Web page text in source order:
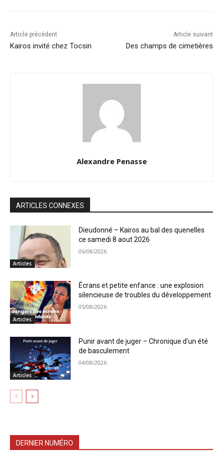
Article précédent
Kairos invité chez Tocsin
Article suivant
Des champs de cimetières
Alexandre Penasse
ARTICLES CONNEXES
Articles
Dieudonné – Kairos au bal des quenelles
ce samedi 8 aout 2026
06/08/2026
Articles
Écrans et petite enfance : une explosion
silencieuse de troubles du développement
05/08/2026
Articles
Punir avant de juger – Chronique d’un été
de basculement
04/08/2026
DERNIER NUMÉRO